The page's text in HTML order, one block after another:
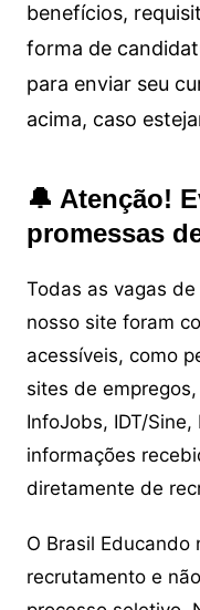
benefícios,
forma de
para enviar seu
acima, caso
🔔 Atenção!
promessas
Todas as vagas
nosso site foram
acessíveis, como
sites de
InfoJobs, IDT/
informações
diretamente de
O Brasil Educando
recrutamento e